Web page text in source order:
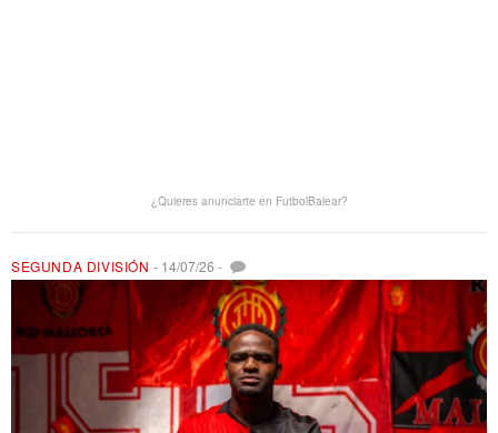
¿Quieres anunciarte en FutbolBalear?
SEGUNDA DIVISIÓN - 14/07/26 -